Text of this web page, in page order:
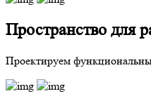
Пространство для
Проектируем